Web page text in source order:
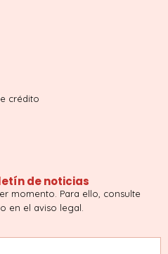
crédito
de noticias
momento. Para ello, consulte
en el aviso legal.